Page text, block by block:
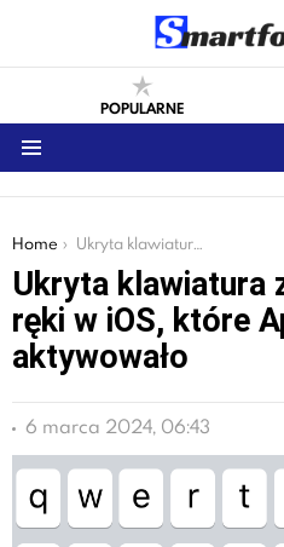
POPULARNE
You are here:
Home Ukryta klawiatura z trybem jednej ręki w iOS, które Apple nie aktywowało
Ukryta klawiatura
ręki w iOS, które
aktywowało
6 marca 2024, 06:43